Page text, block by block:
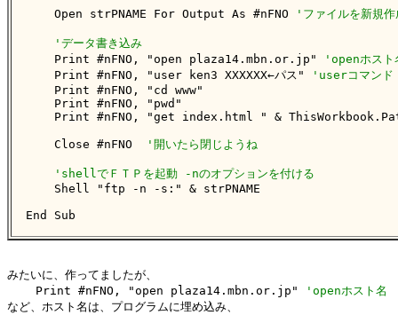
    Open strPNAME For Output As #nFNO
'ファイルを新規作
'データ書き込み
    Print #nFNO, "open plaza14.mbn.or.jp"
'openホスト
    Print #nFNO, "user ken3 XXXXXX←パス"
'userコマンド
    Print #nFNO, "cd www"
    Print #nFNO, "pwd"
Print #nFNO, "get index.html " &
    Close #nFNO
'開いたら閉じようね
'shellでＦＴＰを起動 -nのオプションを付ける
    Shell "ftp -n -s:" & strPNAME
End Sub
みたいに、作ってましたが、
    Print #nFNO, "open plaza14.mbn.or.jp"
'openホスト名
など、ホスト名は、プログラムに埋め込み、